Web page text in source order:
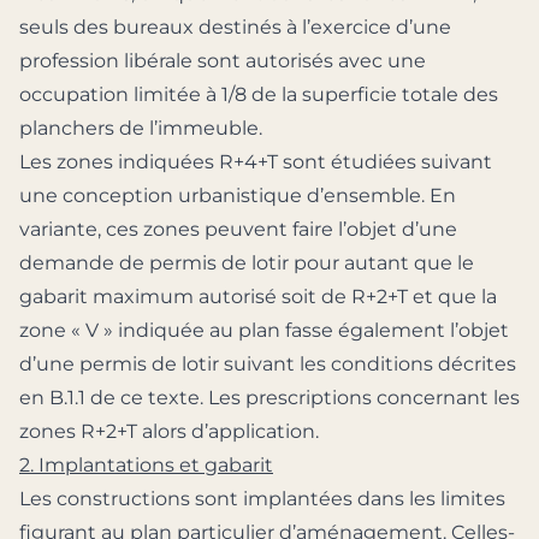
seuls des bureaux destinés à l’exercice d’une
profession libérale sont autorisés avec une
occupation limitée à 1/8 de la superficie totale des
planchers de l’immeuble.
Les zones indiquées R+4+T sont étudiées suivant
une conception urbanistique d’ensemble. En
variante, ces zones peuvent faire l’objet d’une
demande de permis de lotir pour autant que le
gabarit maximum autorisé soit de R+2+T et que la
zone « V » indiquée au plan fasse également l’objet
d’une permis de lotir suivant les conditions décrites
en B.1.1 de ce texte. Les prescriptions concernant les
zones R+2+T alors d’application.
2. Implantations et gabarit
Les constructions sont implantées dans les limites
figurant au plan particulier d’aménagement. Celles-